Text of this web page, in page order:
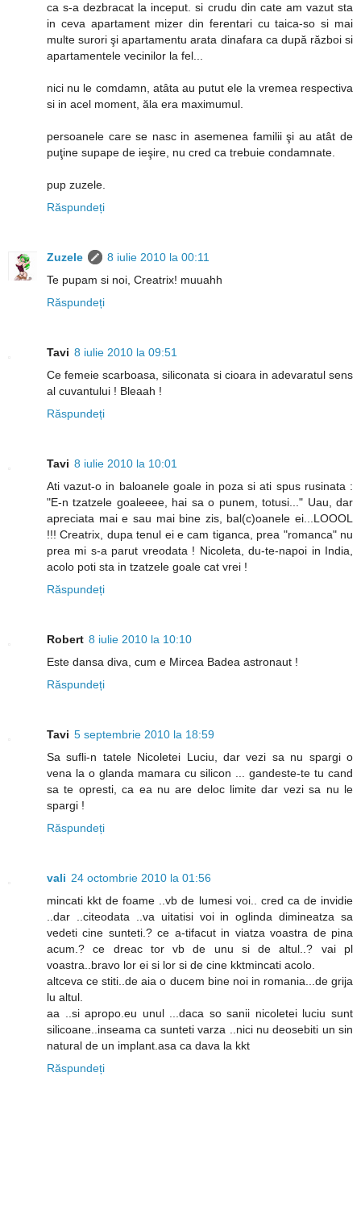
ca s-a dezbracat la inceput. si crudu din cate am vazut sta
in ceva apartament mizer din ferentari cu taica-so si mai
multe surori şi apartamentu arata dinafara ca după război si
apartamentele vecinilor la fel...
nici nu le comdamn, atâta au putut ele la vremea respectiva
si in acel moment, ăla era maximumul.
persoanele care se nasc in asemenea familii şi au atât de
puţine supape de ieşire, nu cred ca trebuie condamnate.
pup zuzele.
Răspundeți
Zuzele
8 iulie 2010 la 00:11
Te pupam si noi, Creatrix! muuahh
Răspundeți
Tavi 8 iulie 2010 la 09:51
Ce femeie scarboasa, siliconata si cioara in adevaratul sens
al cuvantului ! Bleaah !
Răspundeți
Tavi 8 iulie 2010 la 10:01
Ati vazut-o in baloanele goale in poza si ati spus rusinata :
"E-n tzatzele goaleeee, hai sa o punem, totusi..." Uau, dar
apreciata mai e sau mai bine zis, bal(c)oanele ei...LOOOL
!!! Creatrix, dupa tenul ei e cam tiganca, prea "romanca" nu
prea mi s-a parut vreodata ! Nicoleta, du-te-napoi in India,
acolo poti sta in tzatzele goale cat vrei !
Răspundeți
Robert 8 iulie 2010 la 10:10
Este dansa diva, cum e Mircea Badea astronaut !
Răspundeți
Tavi 5 septembrie 2010 la 18:59
Sa sufli-n tatele Nicoletei Luciu, dar vezi sa nu spargi o
vena la o glanda mamara cu silicon ... gandeste-te tu cand
sa te opresti, ca ea nu are deloc limite dar vezi sa nu le
spargi !
Răspundeți
vali 24 octombrie 2010 la 01:56
mincati kkt de foame ..vb de lumesi voi.. cred ca de invidie
..dar ..citeodata ..va uitatisi voi in oglinda dimineatza sa
vedeti cine sunteti.? ce a-tifacut in viatza voastra de pina
acum.? ce dreac tor vb de unu si de altul..? vai pl
voastra..bravo lor ei si lor si de cine kktmincati acolo.
altceva ce stiti..de aia o ducem bine noi in romania...de grija
lu altul.
aa ..si apropo.eu unul ...daca so sanii nicoletei luciu sunt
silicoane..inseama ca sunteti varza ..nici nu deosebiti un sin
natural de un implant.asa ca dava la kkt
Răspundeți